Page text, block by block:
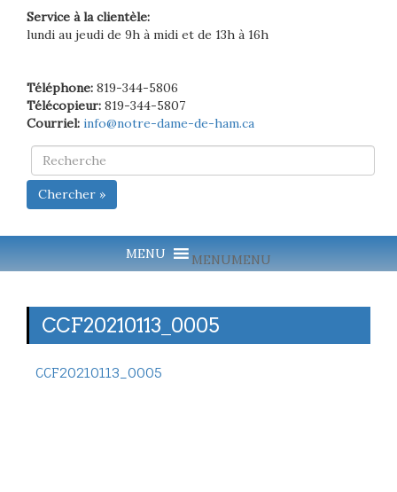
Service à la clientèle:
lundi au jeudi de 9h à midi et de 13h à 16h
Téléphone: 819-344-5806
Télécopieur: 819-344-5807
Courriel: info@notre-dame-de-ham.ca
Chercher »
MENUMENU
CCF20210113_0005
CCF20210113_0005